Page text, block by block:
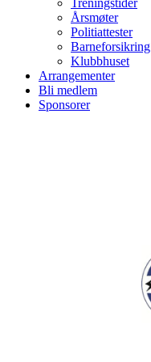
Treningstider
Årsmøter
Politiattester
Barneforsikring
Klubbhuset
Arrangementer
Bli medlem
Sponsorer